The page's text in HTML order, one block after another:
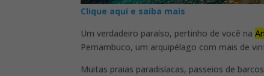
Clique aqui e saiba mais
Um verdadeiro paraíso, pertinho de você na
Pernambuco, um arquipélago com mais de
Muitas praias paradisíacas, passeios de